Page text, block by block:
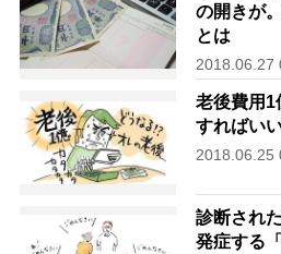
の開きが
とは
2018.06.27
老後費用
すればい
2018.06.25
診断され
発症する